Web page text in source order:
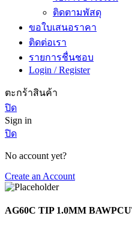
ติดตามพัสดุ
ขอใบเสนอราคา
ติดต่อเรา
รายการชื่นชอบ
Login / Register
ตะกร้าสินค้า
ปิด
Sign in
ปิด
No account yet?
Create an Account
AG60C TIP 1.0MM